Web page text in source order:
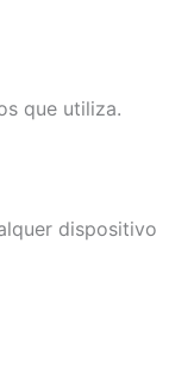
que utiliza.
dispositivo